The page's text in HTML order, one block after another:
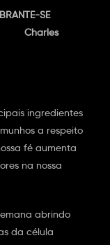
SE
Charles
ingredientes
a respeito
fé aumenta
na nossa
abrindo
da célula